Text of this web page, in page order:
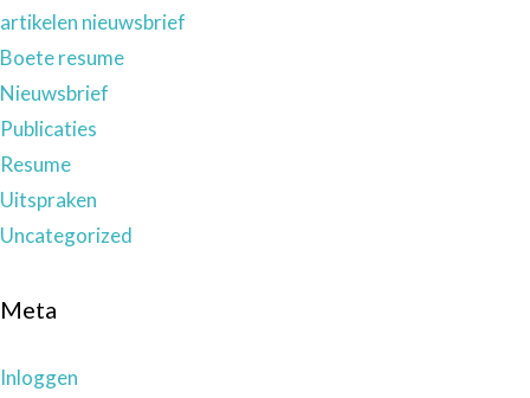
artikelen nieuwsbrief
Boete resume
Nieuwsbrief
Publicaties
Resume
Uitspraken
Uncategorized
Meta
Inloggen